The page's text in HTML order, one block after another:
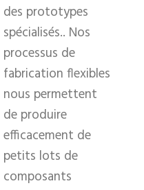
des prototypes
spécialisés.. Nos
processus de
fabrication flexibles
nous permettent
de produire
efficacement de
petits lots de
composants